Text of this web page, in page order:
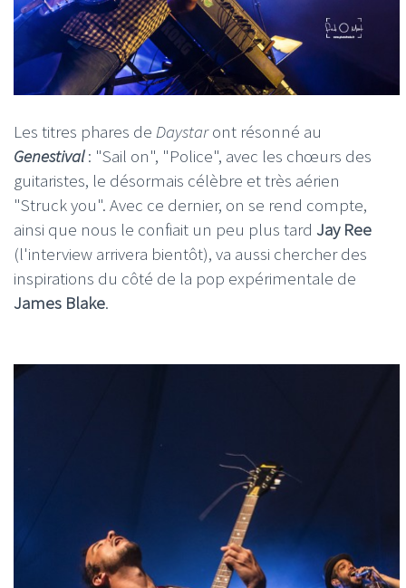
Les titres phares de Daystaront résonné au
Genestival: "Sail on", "Police", avec les chœurs des
guitaristes, le désormais célèbre et très aérien
"Struck you". Avec ce dernier, on se rend compte,
ainsi que nous le confiait un peu plus tard Jay Ree
(l'interview arrivera bientôt), va aussi chercher des
inspirations du côté de la pop expérimentale de
James Blake.